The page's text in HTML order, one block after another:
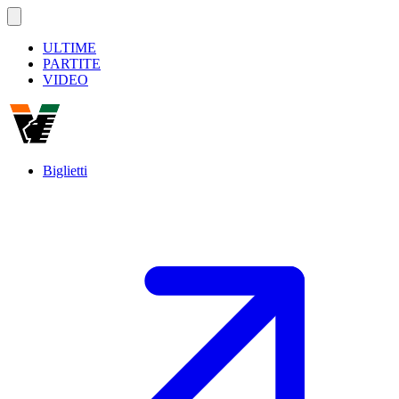
ULTIME
PARTITE
VIDEO
Biglietti